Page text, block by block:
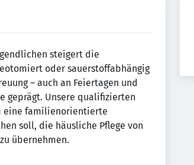
steigert die
oder sauerstoffabhängig
– auch an Feiertagen und
geprägt. Unsere qualifizierten
eine familienorientierte
soll, die häusliche Pflege von
übernehmen.